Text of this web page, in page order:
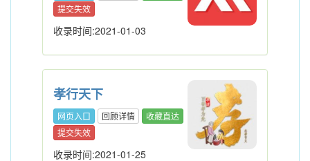
提交失效
收录时间:2021-01-03
孝行天下
网页入口 回顾详情
收藏直达
提交失效
收录时间:2021-01-25